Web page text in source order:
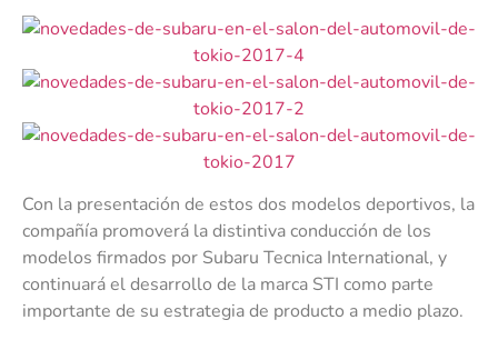
Con la presentación de estos dos modelos deportivos, la
compañía promoverá la distintiva conducción de los
modelos firmados por Subaru Tecnica International, y
continuará el desarrollo de la marca STI como parte
importante de su estrategia de producto a medio plazo.